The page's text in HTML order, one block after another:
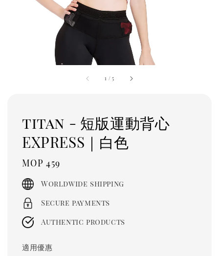
1 /5
titan - 短版運動背心
EXPRESS｜白色
Regular
price
MOP 459
Worldwide shipping
Secure payments
Authentic products
適用優惠